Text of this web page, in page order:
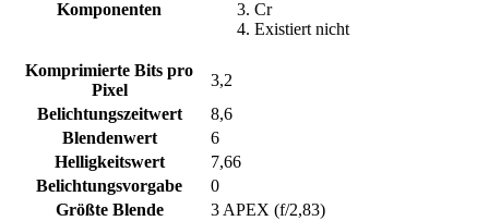
Komponenten
Cr
Existiert nicht
Komprimierte Bits pro
Pixel
3,2
Belichtungszeitwert
8,6
Blendenwert
6
Helligkeitswert
7,66
Belichtungsvorgabe
0
Größte Blende
3 APEX (f/2,83)